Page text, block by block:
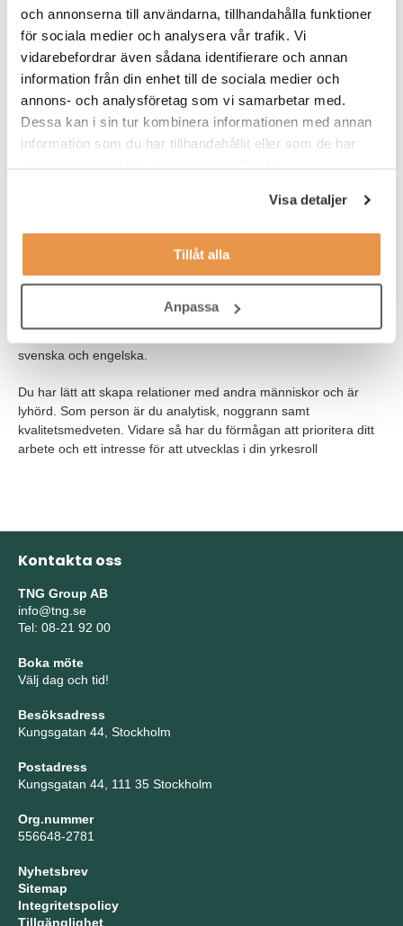
och annonserna till användarna, tillhandahålla funktioner
för sociala medier och analysera vår trafik. Vi
vidarebefordrar även sådana identifierare och annan
information från din enhet till de sociala medier och
annons- och analysföretag som vi samarbetar med.
Dessa kan i sin tur kombinera informationen med annan
information som du har tillhandahållit eller som de har
Visa detaljer
Tillåt alla
Anpassa
användarnas behov
Du rapporterar till chefen för IT-utveckling.
ROLLEN INNEBÄR OCKSÅ
Som utvecklare kommer du också att ingå i tvärfunktionella
VEM ÄR DU?
Vi söker dig med en akademisk examen inom IT eller
motsvarande arbetslivserfarenhet. Du har några års erfarenhet
av liknande arbetsuppgifter, gärna från tillverkande företag. Det
är meriterande om du arbetat med integrationsutveckling med
svenska och engelska.
Du har lätt att skapa relationer med andra människor och är
lyhörd. Som person är du analytisk, noggrann samt
kvalitetsmedveten. Vidare så har du förmågan att prioritera ditt
arbete och ett intresse för att utvecklas i din yrkesroll
Kontakta oss
TNG Group AB
info@tng.se
Tel: 08-21 92 00
Boka möte
Välj dag och tid!
Besöksadress
Kungsgatan 44, Stockholm
Postadress
Kungsgatan 44, 111 35 Stockholm
Org.nummer
556648-2781
Nyhetsbrev
Sitemap
Integritetspolicy
Tillgänglighet